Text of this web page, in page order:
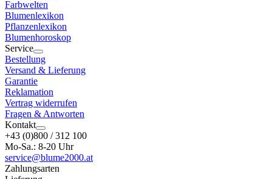
Farbwelten
Blumenlexikon
Pflanzenlexikon
Blumenhoroskop
Service
Bestellung
Versand & Lieferung
Garantie
Reklamation
Vertrag widerrufen
Fragen & Antworten
Kontakt
+43 (0)800 / 312 100
Mo-Sa.: 8-20 Uhr
service@blume2000.at
Zahlungsarten